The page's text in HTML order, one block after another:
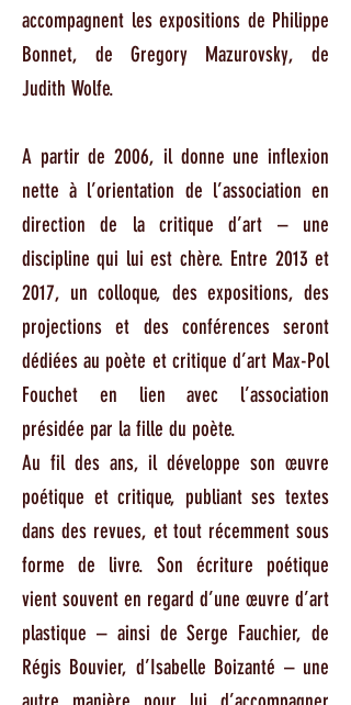
accompagnent les expositions de Philippe
Bonnet, de Gregory Mazurovsky, de
Judith Wolfe.
A partir de 2006, il donne une inflexion
nette à l’orientation de l’association en
direction de la critique d’art – une
discipline qui lui est chère. Entre 2013 et
2017, un colloque, des expositions, des
projections et des conférences seront
dédiées au poète et critique d’art Max-Pol
Fouchet en lien avec l’association
présidée par la fille du poète.
Au fil des ans, il développe son œuvre
poétique et critique, publiant ses textes
dans des revues, et tout récemment sous
forme de livre. Son écriture poétique
vient souvent en regard d’une œuvre d’art
plastique – ainsi de Serge Fauchier, de
Régis Bouvier, d’Isabelle Boizanté – une